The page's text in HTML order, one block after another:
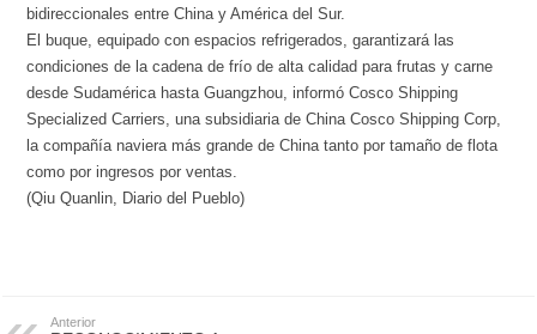
bidireccionales entre China y América del Sur.
El buque, equipado con espacios refrigerados, garantizará las
condiciones de la cadena de frío de alta calidad para frutas y carne
desde Sudamérica hasta Guangzhou, informó Cosco Shipping
Specialized Carriers, una subsidiaria de China Cosco Shipping Corp,
la compañía naviera más grande de China tanto por tamaño de flota
como por ingresos por ventas.
(Qiu Quanlin, Diario del Pueblo)
Anterior